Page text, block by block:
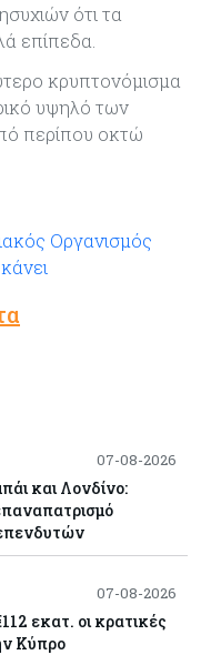
ότι τα
επίπεδα.
κρυπτονόμισμα
υψηλό των
περίπου οκτώ
Οργανισμός
07-08-2026
και Λονδίνο:
07-08-2026
εκατ. οι κρατικές
Κύπρο